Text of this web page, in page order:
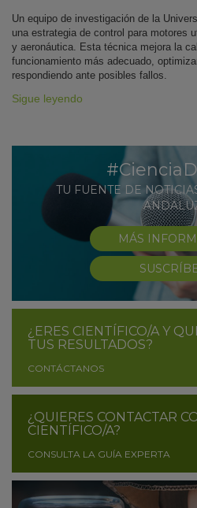
Un equipo de investigación de la
una estrategia de control para motores
y aeronáutica. Esta técnica mejora la
funcionamiento más adecuado,
respondiendo ante posibles fallos.
Sigue leyendo
TU FUENTE DE
MÁS
¿ERES CIENTÍFICO/A Y
TUS RESULTADOS?
CONTÁCTANOS
¿QUIERES CONTACTAR
CIENTÍFICO/A?
CONSULTA LA GUÍA EXPERTA